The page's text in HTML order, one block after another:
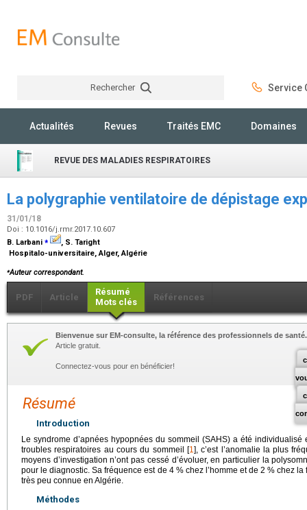
Rechercher Service
Actualités Revues Traités EMC Domaines
REVUE DES MALADIES RESPIRATOIRES
La polygraphie ventilatoire de dépistage
31/01/18
Doi : 10.1016/j.rmr.2017.10.607
B. Larbani ⁎
, S. Taright
Hospitalo-universitaire, Alger, Algérie
⁎Auteur correspondant.
PDF Article
Résumé
Mots clés
Références
Bienvenue sur EM-consulte, la référence des professionnels de santé.
Article gratuit.
Connectez-vous pour en bénéficier!
Résumé
Introduction
Le syndrome d’apnées hypopnées du sommeil (SAHS) a été
troubles respiratoires au cours du sommeil [1], c’est l’anomalie la plus
moyens d’investigation n’ont pas cessé d’évoluer, en particulier la
pour le diagnostic. Sa fréquence est de 4 % chez l’homme et de 2 % chez la
très peu connue en Algérie.
Méthodes